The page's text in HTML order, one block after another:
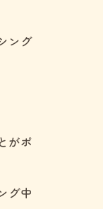
ング
がポ
グ中